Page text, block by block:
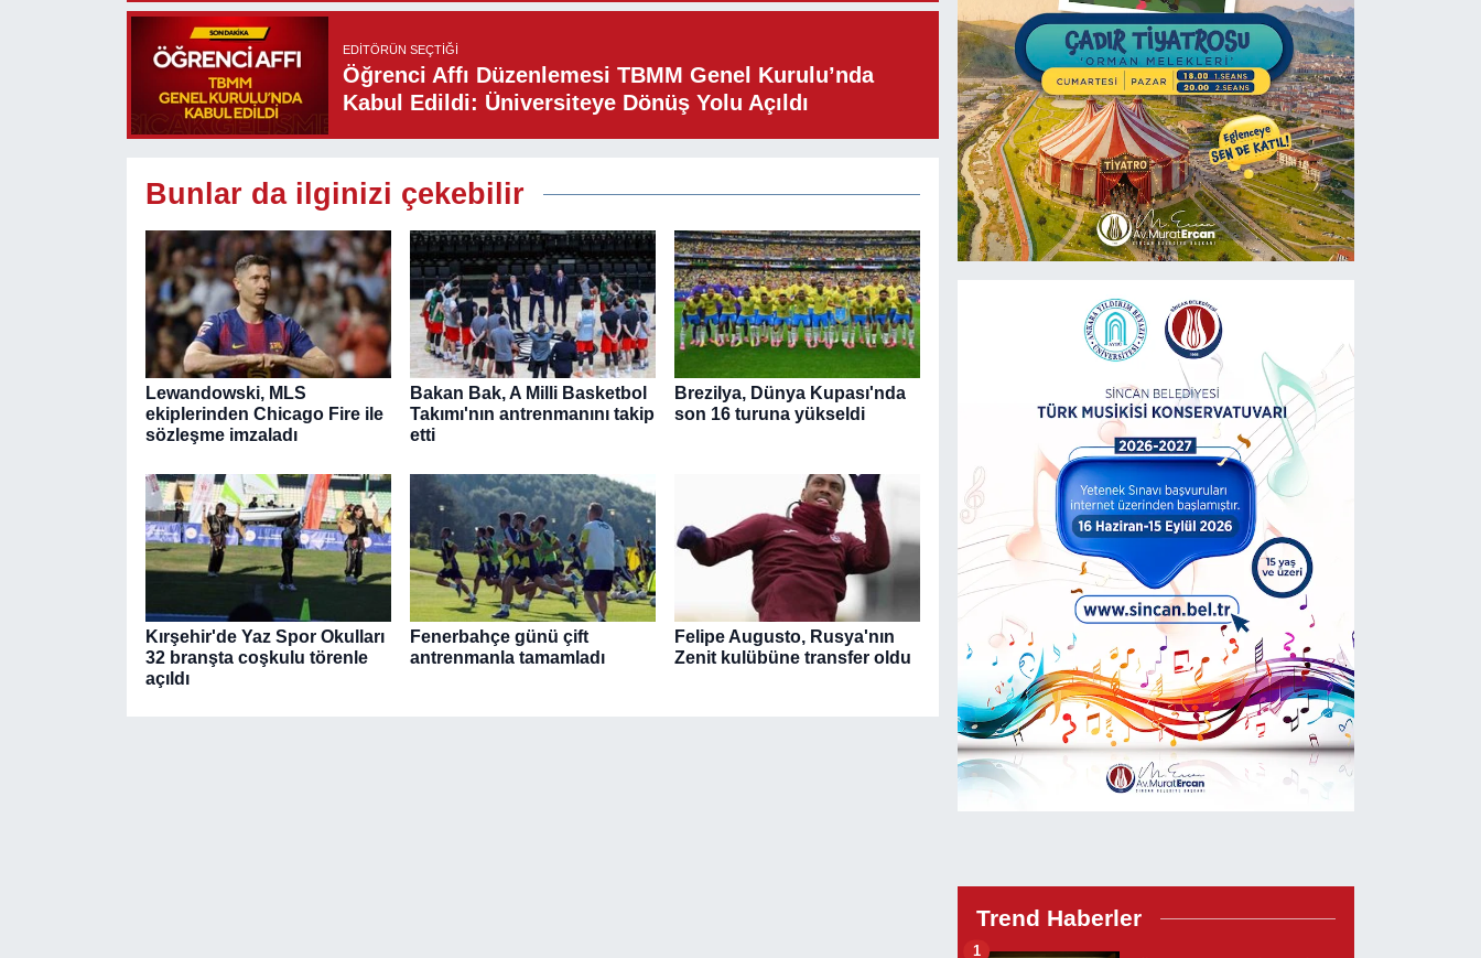
EDITÖRÜN SEÇTIĞI
Öğrenci Affı Düzenlemesi TBMM Genel Kurulu’nda
Kabul Edildi: Üniversiteye Dönüş Yolu Açıldı
Bunlar da ilginizi çekebilir
Lewandowski, MLS
ekiplerinden Chicago Fire ile
sözleşme imzaladı
Bakan Bak, A Milli Basketbol
Takımı'nın antrenmanını takip
etti
Brezilya, Dünya Kupası'nda
son 16 turuna yükseldi
Kırşehir'de Yaz Spor Okulları
32 branşta coşkulu törenle
açıldı
Fenerbahçe günü çift
antrenmanla tamamladı
Felipe Augusto, Rusya'nın
Zenit kulübüne transfer oldu
Trend Haberler
1